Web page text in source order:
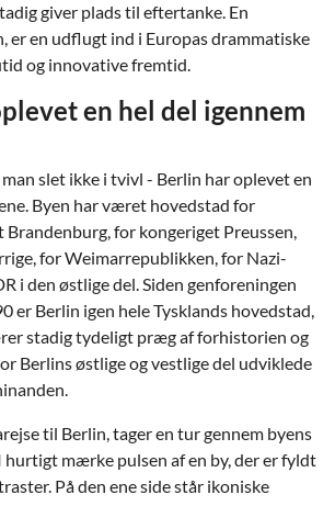
giver plads til eftertanke. En
er en udflugt ind i Europas drammatiske
og innovative fremtid.
en hel del igennem
slet ikke i tvivl - Berlin har oplevet en
Byen har været hovedstad for
for kongeriget Preussen,
for Weimarrepublikken, for Nazi-
i den østlige del. Siden genforeningen
er Berlin igen hele Tysklands hovedstad,
stadig tydeligt præg af forhistorien og
Berlins østlige og vestlige del udviklede
til Berlin, tager en tur gennem byens
hurtigt mærke pulsen af en by, der er fyldt
På den ene side står ikoniske